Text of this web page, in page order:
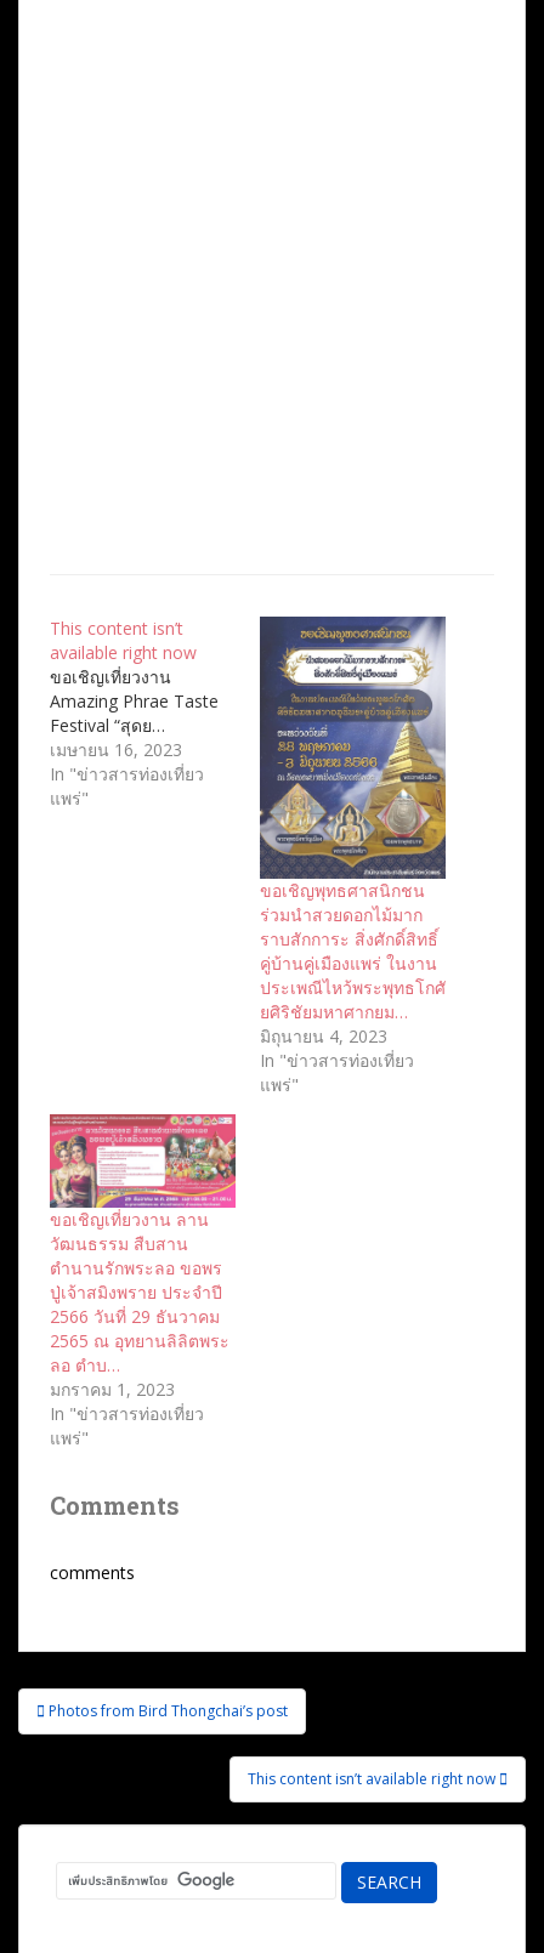
This content isn’t
available right now
ขอเชิญเที่ยวงาน
Amazing Phrae Taste
Festival “สุดย…
เมษายน 16, 2023
In "ข่าวสารท่องเที่ยว
แพร่"
ขอเชิญพุทธศาสนิกชน
ร่วมนำสวยดอกไม้มาก
ราบสักการะ สิ่งศักดิ์สิทธิ์
คู่บ้านคู่เมืองแพร่ ในงาน
ประเพณีไหว้พระพุทธโกศั
ยศิริชัยมหาศากยม…
มิถุนายน 4, 2023
In "ข่าวสารท่องเที่ยว
แพร่"
ขอเชิญเที่ยวงาน ลาน
วัฒนธรรม สืบสาน
ตำนานรักพระลอ ขอพร
ปู่เจ้าสมิงพราย ประจำปี
2566 วันที่ 29 ธันวาคม
2565 ณ อุทยานลิลิตพระ
ลอ ตำบ…
มกราคม 1, 2023
In "ข่าวสารท่องเที่ยว
แพร่"
Comments
comments
แนะแนว
เรื่อง
Photos from Bird Thongchai’s post
This content isn’t available right now